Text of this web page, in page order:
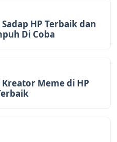
HP Terbaik dan
Di Coba
Meme di HP